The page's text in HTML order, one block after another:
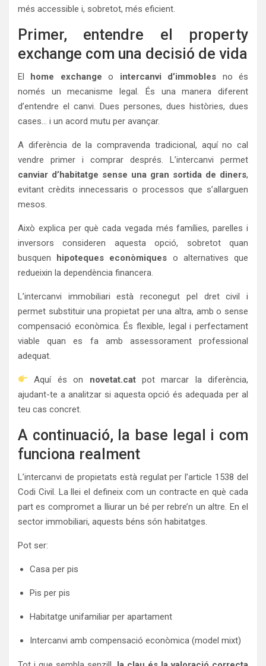
més accessible i, sobretot, més eficient.
Primer, entendre el property
exchange com una decisió de vida
El home exchange o intercanvi d’immobles no és
només un mecanisme legal. És una manera diferent
d’entendre el canvi. Dues persones, dues històries, dues
cases… i un acord mutu per avançar.
A diferència de la compravenda tradicional, aquí no cal
vendre primer i comprar després. L’intercanvi permet
canviar d’habitatge sense una gran sortida de diners,
evitant crèdits innecessaris o processos que s’allarguen
mesos.
Això explica per què cada vegada més famílies, parelles i
inversors consideren aquesta opció, sobretot quan
busquen hipoteques econòmiques o alternatives que
redueixin la dependència financera.
L’intercanvi immobiliari està reconegut pel dret civil i
permet substituir una propietat per una altra, amb o sense
compensació econòmica. És flexible, legal i perfectament
viable quan es fa amb assessorament professional
adequat.
Aquí és on novetat.catpot marcar la diferència,
ajudant-te a analitzar si aquesta opció és adequada per al
teu cas concret.
A continuació, la base legal i com
funciona realment
L’intercanvi de propietats està regulat per l’article 1538 del
Codi Civil. La llei el defineix com un contracte en què cada
part es compromet a lliurar un bé per rebre’n un altre. En el
sector immobiliari, aquests béns són habitatges.
Pot ser:
Casa per pis
Pis per pis
Habitatge unifamiliar per apartament
Intercanvi amb compensació econòmica (model mixt)